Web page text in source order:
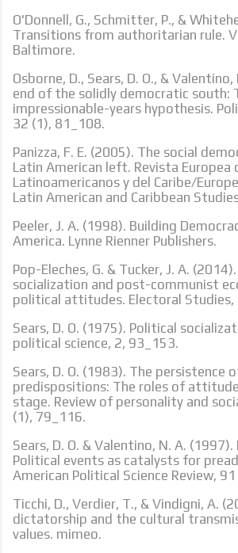
O'Donnell, G., Schmitter, P., &
Transitions from authoritarian rule.
Baltimore.
Osborne, D., Sears, D. O., &
end of the solidly democratic south:
impressionable-years hypothesis.
32 (1), 81_108.
Panizza, F. E. (2005). The social
Latin American left. Revista Europea
Latinoamericanos y del Caribe/
Latin American and Caribbean
Peeler, J. A. (1998). Building
America. Lynne Rienner Publishers.
Pop-Eleches, G. & Tucker, J. A.
socialization and post-communist
political attitudes. Electoral Studies,
Sears, D. O. (1975). Political
political science, 2, 93_153.
Sears, D. O. (1983). The persistence
predispositions: The roles of
stage. Review of personality and
(1), 79_116.
Sears, D. O. & Valentino, N. A.
Political events as catalysts for
American Political Science Review,
Ticchi, D., Verdier, T., & Vindigni, A.
dictatorship and the cultural
values. mimeo.